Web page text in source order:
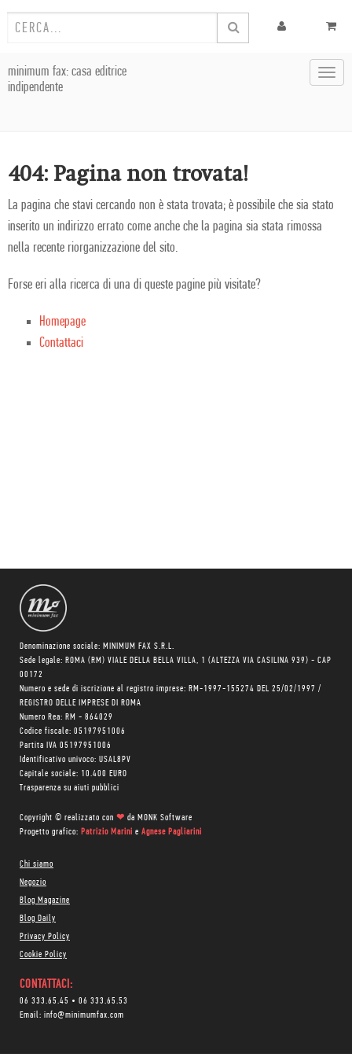
minimum fax: casa editrice
indipendente
404: Pagina non trovata!
La pagina che stavi cercando non è stata trovata; è possibile che sia stato
inserito un indirizzo errato come anche che la pagina sia stata rimossa
nella recente riorganizzazione del sito.
Forse eri alla ricerca di una di queste pagine più visitate?
Homepage
Contattaci
Denominazione sociale: MINIMUM FAX S.R.L.
Sede legale: ROMA (RM) VIALE DELLA BELLA VILLA, 1 (ALTEZZA VIA CASILINA 939) - CAP
00172
Numero e sede di iscrizione al registro imprese: RM-1997-155274 DEL 25/02/1997 /
REGISTRO DELLE IMPRESE DI ROMA
Numero Rea: RM - 864029
Codice fiscale: 05197951006
Partita IVA 05197951006
Identificativo univoco: USAL8PV
Capitale sociale: 10.400 EURO
Trasparenza su aiuti pubblici
Copyright © realizzato con ❤ da MONK Software
Progetto grafico: Patrizio Marini e Agnese Pagliarini
Chi siamo
Negozio
Blog Magazine
Blog Daily
Privacy Policy
Cookie Policy
CONTATTACI:
06 333.65.45 • 06 333.65.53
Email: info@minimumfax.com